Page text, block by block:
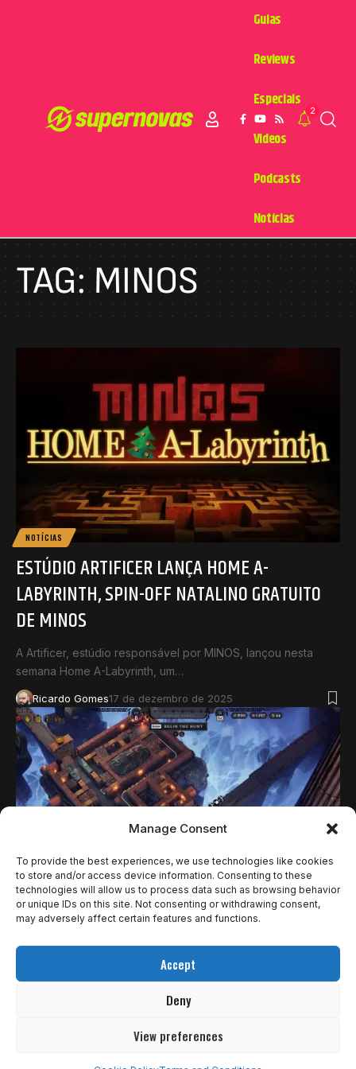
Manage Consent
To provide the best experiences, we use technologies like cookies
to store and/or access device information. Consenting to these
technologies will allow us to process data such as browsing behavior
or unique IDs on this site. Not consenting or withdrawing consent,
may adversely affect certain features and functions.
Accept
Deny
View preferences
Guias
Reviews
Especiais
Videos
Podcasts
Notícias
2
TAG:MINOS
NOTÍCIAS
ESTÚDIO ARTIFICER LANÇA HOME A-
LABYRINTH, SPIN-OFF NATALINO GRATUITO
DE MINOS
A Artificer, estúdio responsável por MINOS, lançou nesta
semana Home A-Labyrinth, um…
Ricardo Gomes17 de dezembro de 2025
NOTÍCIAS
MINOS: DEVOLVER ANUNCIA ROGUELIKE EM
QUE VOCÊ É O MINOTAURO E CONSTRÓI SEU
PRÓPRIO LABIRINTO
A Devolver Digital e o estúdio polonês Artificer (de Sumerian